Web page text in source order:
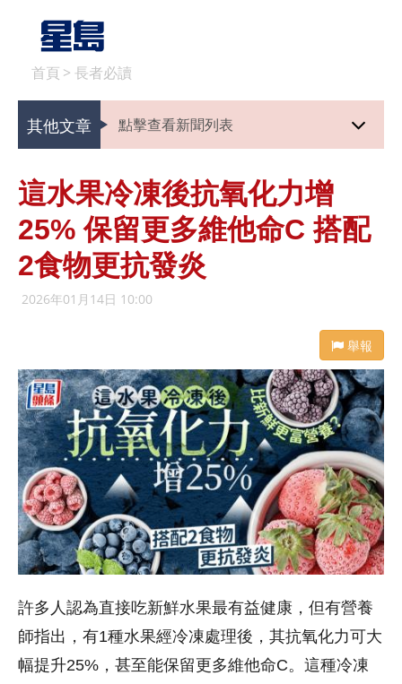
首頁 > 長者必讀
其他文章 點擊查看新聞列表
這水果冷凍後抗氧化力增
25% 保留更多維他命C 搭配
2食物更抗發炎
2026年01月14日 10:00
舉報
許多人認為直接吃新鮮水果最有益健康，但有營養
師指出，有1種水果經冷凍處理後，其抗氧化力可大
幅提升25%，甚至能保留更多維他命C。這種冷凍